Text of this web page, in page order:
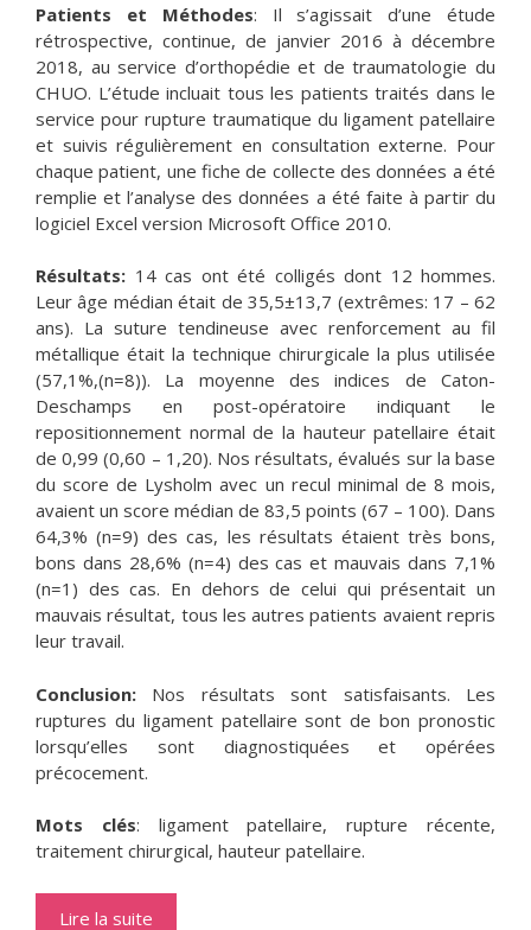
Patients et Méthodes: Il s’agissait d’une étude
rétrospective, continue, de janvier 2016 à décembre
2018, au service d’orthopédie et de traumatologie du
CHUO. L’étude incluait tous les patients traités dans le
service pour rupture traumatique du ligament patellaire
et suivis régulièrement en consultation externe. Pour
chaque patient, une fiche de collecte des données a été
remplie et l’analyse des données a été faite à partir du
logiciel Excel version Microsoft Office 2010.
Résultats: 14 cas ont été colligés dont 12 hommes.
Leur âge médian était de 35,5±13,7 (extrêmes: 17 – 62
ans). La suture tendineuse avec renforcement au fil
métallique était la technique chirurgicale la plus utilisée
(57,1%,(n=8)). La moyenne des indices de Caton-
Deschamps en post-opératoire indiquant le
repositionnement normal de la hauteur patellaire était
de 0,99 (0,60 – 1,20). Nos résultats, évalués sur la base
du score de Lysholm avec un recul minimal de 8 mois,
avaient un score médian de 83,5 points (67 – 100). Dans
64,3% (n=9) des cas, les résultats étaient très bons,
bons dans 28,6% (n=4) des cas et mauvais dans 7,1%
(n=1) des cas. En dehors de celui qui présentait un
mauvais résultat, tous les autres patients avaient repris
leur travail.
Conclusion: Nos résultats sont satisfaisants. Les
ruptures du ligament patellaire sont de bon pronostic
lorsqu’elles sont diagnostiquées et opérées
précocement.
Mots clés: ligament patellaire, rupture récente,
traitement chirurgical, hauteur patellaire.
Lire la suite